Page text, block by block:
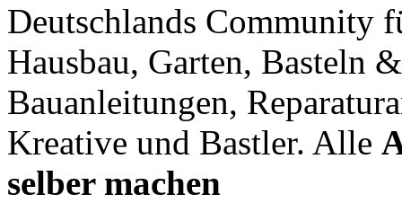
Deutschlands Community
Hausbau, Garten, Basteln
Bauanleitungen,
Kreative und Bastler. Alle
selber machen